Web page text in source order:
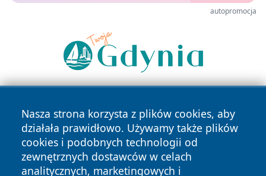
autopromocja
Nasza strona korzysta z plików cookies, aby
działała prawidłowo. Używamy także plików
cookies i podobnych technologii od
zewnętrznych dostawców w celach
analitycznych, marketingowych i
Copyright © 2026 portalzory.pl Wszystkie prawa zastrzeżone.